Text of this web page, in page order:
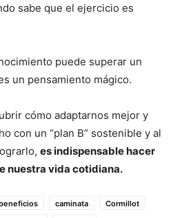
sabe que el ejercicio es
puede superar un
un pensamiento mágico.
cómo adaptarnos mejor y
con un “plan B” sostenible y al
es indispensable hacer
nuestra vida cotidiana.
caminata
Cormillot